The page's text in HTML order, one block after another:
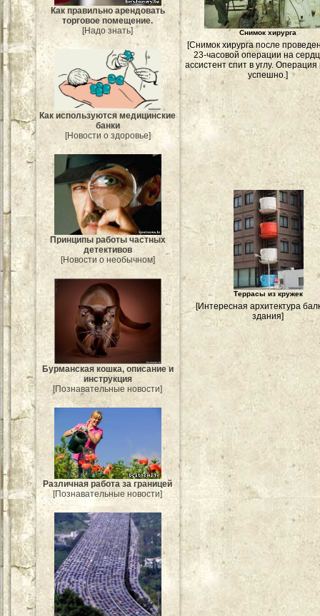
Как правильно арендовать
торговое помещение.
[Надо знать]
Как используются медицинские
банки
[Новости о здоровье]
Принципы работы частных
детективов
[Новости о необычном]
Бурманская кошка, описание и
инструкция
[Познавательные новости]
Различная работа за границей
[Познавательные новости]
Снимок хирурга
[Снимок хирурга после
23-часовой операции на
ассистент спит в углу.
успешно.]
Террасы из кружек
[Интересная архитектура
здания]